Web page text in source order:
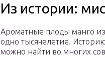
Из истории:
Ароматные плоды манго
одно тысячелетие.
можно найти во многих